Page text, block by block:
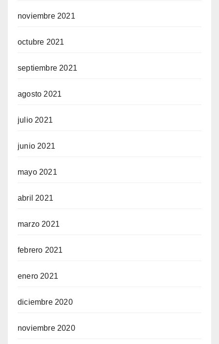
noviembre 2021
octubre 2021
septiembre 2021
agosto 2021
julio 2021
junio 2021
mayo 2021
abril 2021
marzo 2021
febrero 2021
enero 2021
diciembre 2020
noviembre 2020